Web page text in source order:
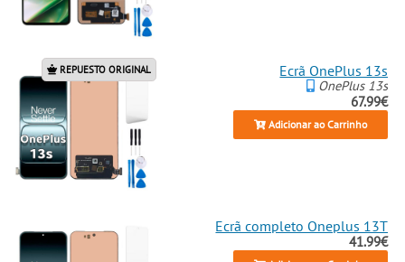
REPUESTO ORIGINAL Ecrã OnePlus 13s
OnePlus 13s
67.99€
Adicionar ao Carrinho
Ecrã completo Oneplus 13T
41.99€